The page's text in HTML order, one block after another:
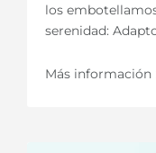
los
serenidad:
Más información